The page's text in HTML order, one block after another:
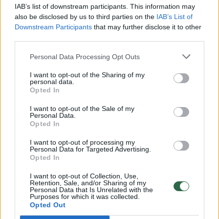
IAB’s list of downstream participants. This information may
also be disclosed by us to third parties on the IAB’s List of
Downstream Participants that may further disclose it to other
Personal Data Processing Opt Outs
I want to opt-out of the Sharing of my
personal data.
Opted In
I want to opt-out of the Sale of my
Personal Data.
Opted In
I want to opt-out of processing my
Personal Data for Targeted Advertising.
Opted In
I want to opt-out of Collection, Use,
Retention, Sale, and/or Sharing of my
Personal Data that Is Unrelated with the
Purposes for which it was collected.
Opted Out
00:00:30
Vaizdai iš tragiškos avarijos Vilniaus r.: dviejų moterų ir
vaiko gyvybių išgelbėti nepavyko
32 laipsnių šilumos
Žinios
Nufilmavo, kaip patvino Vilniaus Vakarinis aplinkkelis:
vaizdas pribloškia
Žinios | Lietuvos diena
00:15:54
V. Zalužno pasisakymą laiko bandymu įsitvirtinti
Ukrainos politikoje: jis yra neteisus